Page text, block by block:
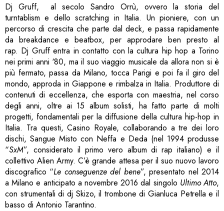
Dj Gruff, al secolo Sandro Orrù, ovvero la storia del
turntablism e dello scratching in Italia. Un pioniere, con un
percorso di crescita che parte dal deck, e passa rapidamente
da breakdance e beatbox, per approdare ben presto al
rap. Dj Gruff entra in contatto con la cultura hip hop a Torino
nei primi anni ‘80, ma il suo viaggio musicale da allora non si è
più fermato, passa da Milano, tocca Parigi e poi fa il giro del
mondo, approda in Giappone e rimbalza in Italia. Produttore di
contenuti di eccellenza, che esporta con maestria, nel corso
degli anni, oltre ai 15 album solisti, ha fatto parte di molti
progetti, fondamentali per la diffusione della cultura hip-hop in
Italia. Tra questi, Casino Royale, collaborando a tre dei loro
dischi, Sangue Misto con Neffa e Deda (nel 1994 produsse
“SxM”, considerato il primo vero album di rap italiano) e il
collettivo Alien Army. C’è grande attesa per il suo nuovo lavoro
discografico “Le conseguenze del bene”, presentato nel 2014
a Milano e anticipato a novembre 2016 dal singolo Ultimo Atto,
con strumentali di dj Skizo, il trombone di Gianluca Petrella e il
basso di Antonio Tarantino.